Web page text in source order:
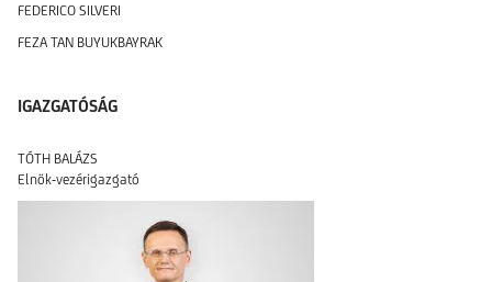
FEDERICO SILVERI
FEZA TAN BUYUKBAYRAK
IGAZGATÓSÁG
TÓTH BALÁZS
Elnök-vezérigazgató